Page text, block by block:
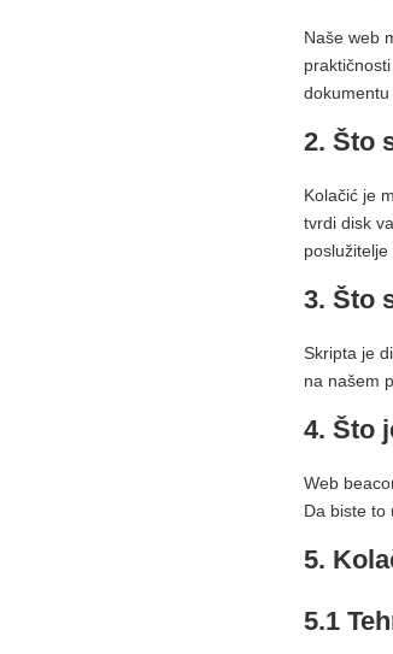
Naše web
dokumentu
2. Što
Kolačić je
tvrdi disk
3. Što
Skripta je
na našem
4. Što
Web
Da biste to
5.
5.1